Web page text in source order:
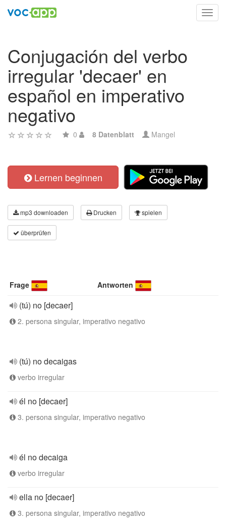
Conjugación del verbo
irregular 'decaer' en
español en imperativo
negativo
0 8 Datenblatt Mangel
Lernen beginnen
mp3 downloaden Drucken spielen
überprüfen
Frage Antworten
(tú) no [decaer]
2. persona singular, imperativo negativo
(tú) no decaigas
verbo irregular
él no [decaer]
3. persona singular, imperativo negativo
él no decaiga
verbo irregular
ella no [decaer]
3. persona singular, imperativo negativo